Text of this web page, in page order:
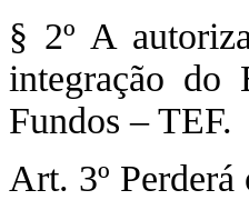
§ 2º A
integração do
Fundos – TEF.
Art. 3º